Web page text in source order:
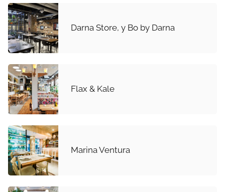
Darna Store, y Bo by Darna
Flax & Kale
Marina Ventura